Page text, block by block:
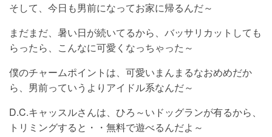
そして、今日も男前になってお家に帰るんだ～
まだまだ、暑い日が続いてるから、バッサリカットしても
らったら、こんなに可愛くなっちゃった～
僕のチャームポイントは、可愛いまんまるなおめめだか
ら、男前っていうよりアイドル系なんだ～
D.C.キャッスルさんは、ひろ～いドッグランが有るから、
トリミングすると・・無料で遊べるんだよ～